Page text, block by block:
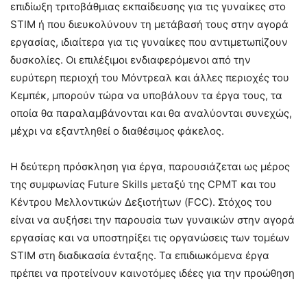
επιδίωξη τριτοβάθμιας εκπαίδευσης για τις γυναίκες στο
STΙM ή που διευκολύνουν τη μετάβασή τους στην αγορά
εργασίας, ιδιαίτερα για τις γυναίκες που αντιμετωπίζουν
δυσκολίες. Οι επιλέξιμοι ενδιαφερόμενοι από την
ευρύτερη περιοχή του Μόντρεαλ και άλλες περιοχές του
Κεμπέκ, μπορούν τώρα να υποβάλουν τα έργα τους, τα
οποία θα παραλαμβάνονται και θα αναλύονται συνεχώς,
μέχρι να εξαντληθεί ο διαθέσιμος φάκελος.
Η δεύτερη πρόσκληση για έργα, παρουσιάζεται ως μέρος
της συμφωνίας Future Skills μεταξύ της CPMT και του
Κέντρου Μελλοντικών Δεξιοτήτων (FCC). Στόχος του
είναι να αυξήσει την παρουσία των γυναικών στην αγορά
εργασίας και να υποστηρίξει τις οργανώσεις των τομέων
STΙM στη διαδικασία ένταξης. Τα επιδιωκόμενα έργα
πρέπει να προτείνουν καινοτόμες ιδέες για την προώθηση